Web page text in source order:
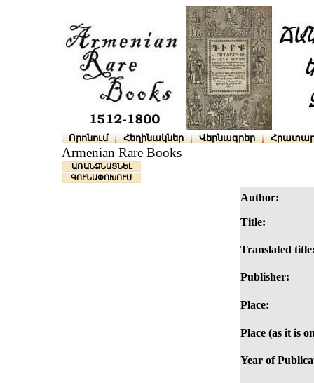
Որոնում Հեղինակներ Վերնագրեր
Armenian Rare Books
ԱՌԱՆՁՆԱՑՆԵԼ
ԳՈՒՆԱՓՈԽՈՒՄ
Author:
Title:
Translated
Publisher:
Place:
Place (as it is
Year of